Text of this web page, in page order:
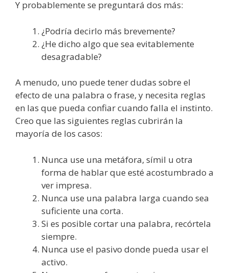
Y probablemente se preguntará dos más:
¿Podría decirlo más brevemente?
¿He dicho algo que sea evitablemente
desagradable?
A menudo, uno puede tener dudas sobre el
efecto de una palabra o frase, y necesita reglas
en las que pueda confiar cuando falla el instinto.
Creo que las siguientes reglas cubrirán la
mayoría de los casos:
Nunca use una metáfora, símil u otra
forma de hablar que esté acostumbrado a
ver impresa.
Nunca use una palabra larga cuando sea
suficiente una corta.
Si es posible cortar una palabra, recórtela
siempre.
Nunca use el pasivo donde pueda usar el
activo.